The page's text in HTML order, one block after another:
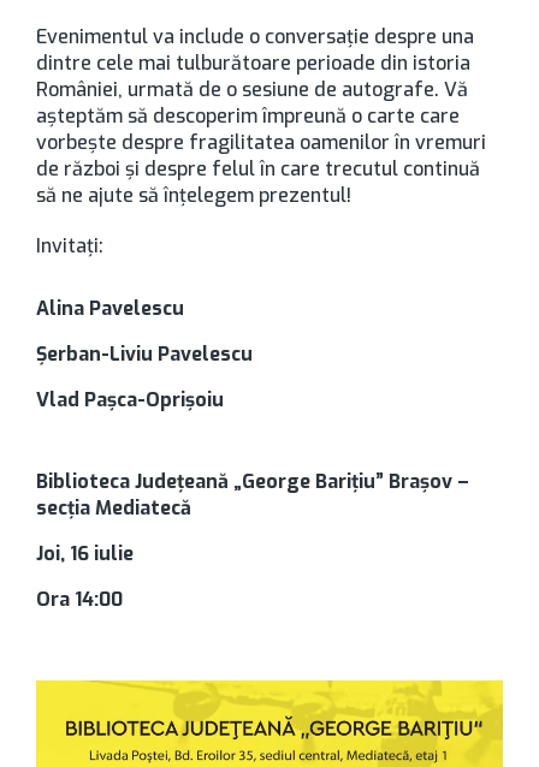
Evenimentul va include o conversație despre una
dintre cele mai tulburătoare perioade din istoria
României, urmată de o sesiune de autografe. Vă
așteptăm să descoperim împreună o carte care
vorbește despre fragilitatea oamenilor în vremuri
de război și despre felul în care trecutul continuă
să ne ajute să înțelegem prezentul!
Invitați:
Alina Pavelescu
Șerban-Liviu Pavelescu
Vlad Pașca-Oprișoiu
Biblioteca Județeană „George Barițiu” Brașov –
secția Mediatecă
Joi, 16 iulie
Ora 14:00